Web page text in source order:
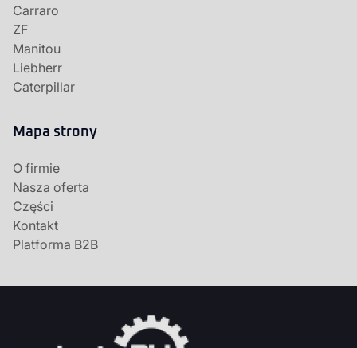
Carraro
ZF
Manitou
Liebherr
Caterpillar
Mapa strony
O firmie
Nasza oferta
Części
Kontakt
Platforma B2B